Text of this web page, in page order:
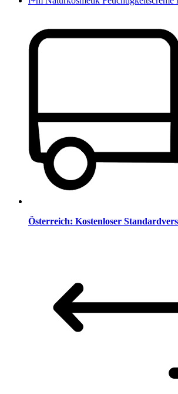
Österreich: Kostenloser